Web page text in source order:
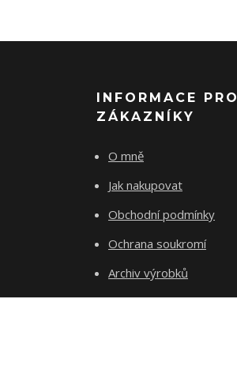
INFORMACE PRO
ZÁKAZNÍKY
O mně
Jak nakupovat
Obchodní podmínky
Ochrana soukromí
Archiv výrobků
Kontakty